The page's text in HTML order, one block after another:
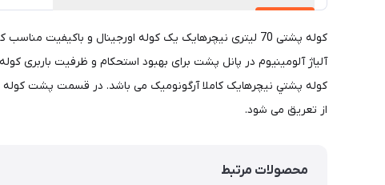
کوله پشتی 70 لیتری نیچرهایک یک کوله اورجینال و
آلیاژ آلومینیوم در پانل پشت برای بهبود استحکام و ظرفیت
کوله پشتي نیچرهایک کاملا آرگونومیک می باشد. در قسمت پشت کوله
از تعریق می شود.
محصولات مرتبط